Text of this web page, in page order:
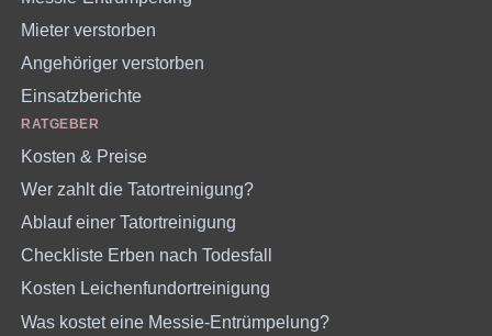
Mieter verstorben
Angehöriger verstorben
Einsatzberichte
RATGEBER
Kosten & Preise
Wer zahlt die Tatortreinigung?
Ablauf einer Tatortreinigung
Checkliste Erben nach Todesfall
Kosten Leichenfundortreinigung
Was kostet eine Messie-Entrümpelung?